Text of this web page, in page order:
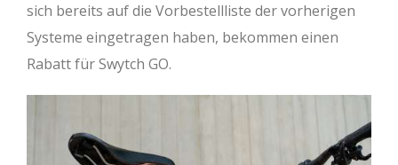
sich bereits auf die Vorbestellliste der vorherigen
Systeme eingetragen haben, bekommen einen
Rabatt für Swytch GO.